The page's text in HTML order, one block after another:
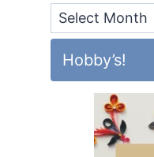
Archief
Hobby’s!